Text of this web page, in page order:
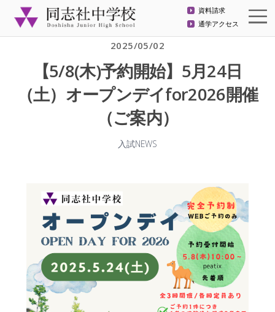
資料請求
通学アクセス
2025/05/02
【5/8(木)予約開始】5月24日
（土）オープンデイfor2026開催
（ご案内）
入試NEWS